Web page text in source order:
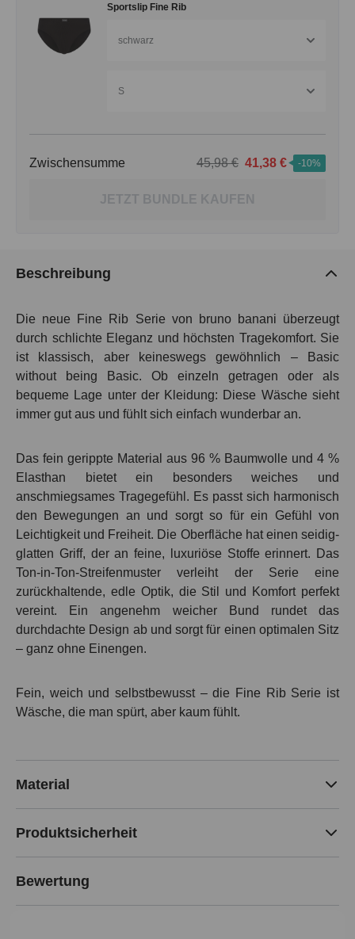
Sportslip Fine Rib
schwarz
S
Zwischensumme 45,98 € 41,38 € -10%
JETZT BUNDLE KAUFEN
Beschreibung
Die neue Fine Rib Serie von bruno banani überzeugt
durch schlichte Eleganz und höchsten Tragekomfort. Sie
ist klassisch, aber keineswegs gewöhnlich – Basic
without being Basic. Ob einzeln getragen oder als
bequeme Lage unter der Kleidung: Diese Wäsche sieht
immer gut aus und fühlt sich einfach wunderbar an.
Das fein gerippte Material aus 96 % Baumwolle und 4 %
Elasthan bietet ein besonders weiches und
anschmiegsames Tragegefühl. Es passt sich harmonisch
den Bewegungen an und sorgt so für ein Gefühl von
Leichtigkeit und Freiheit. Die Oberfläche hat einen seidig-
glatten Griff, der an feine, luxuriöse Stoffe erinnert. Das
Ton-in-Ton-Streifenmuster verleiht der Serie eine
zurückhaltende, edle Optik, die Stil und Komfort perfekt
vereint. Ein angenehm weicher Bund rundet das
durchdachte Design ab und sorgt für einen optimalen Sitz
– ganz ohne Einengen.
Fein, weich und selbstbewusst – die Fine Rib Serie ist
Wäsche, die man spürt, aber kaum fühlt.
Material
Produktsicherheit
Bewertung